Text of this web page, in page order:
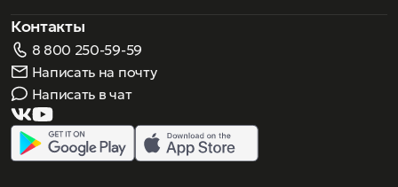
Контакты
8 800 250-59-59
Написать на почту
Написать в чат